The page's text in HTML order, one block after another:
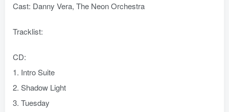
Cast: Danny Vera, The Neon Orchestra
Tracklist:
CD:
1. Intro Suite
2. Shadow Light
3. Tuesday